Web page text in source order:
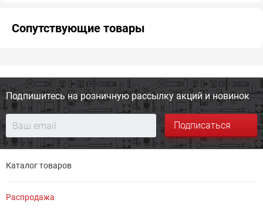
Сопутствующие товары
Подпишитесь на розничную рассылку акций и новинок
Подписаться
Каталог товаров
Распродажа